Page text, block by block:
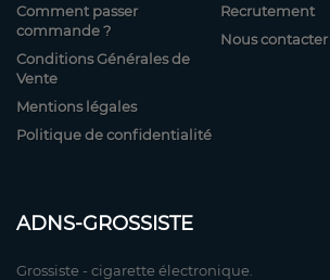
Comment passer
commande ?
Conditions Générales de
Vente
Mentions légales
Politique de confidentialité
Recrutement
Nous contacter
ADNS-GROSSISTE
Grossiste - cigarette électronique.